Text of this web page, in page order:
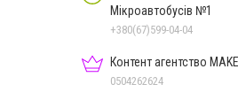
Мікроавтобусів №1
+380(67)599-04-04
Контент агентство
0504262624